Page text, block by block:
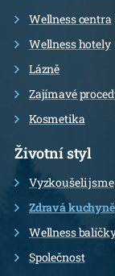
Wellness centra
Wellness hotely
Lázně
Zajímavé
Kosmetika
Životní styl
Vyzkoušeli jsme
Zdravá kuchyně
Wellness
Společnost